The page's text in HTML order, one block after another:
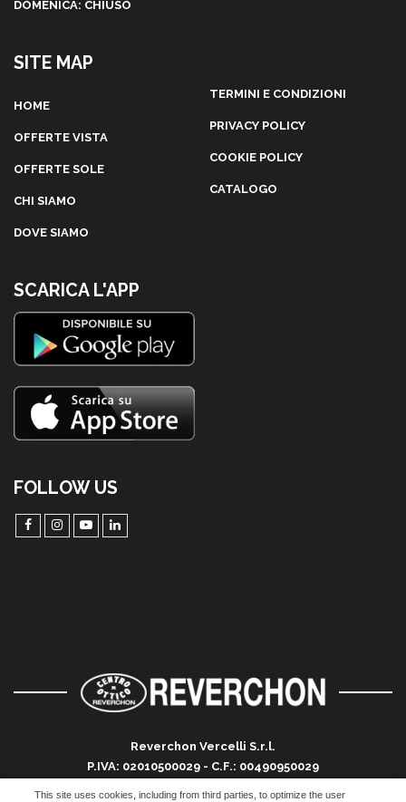
This site uses cookies, including from third parties, to optimize the user
DOMENICA: CHIUSO
SITE MAP
HOME
OFFERTE VISTA
OFFERTE SOLE
CHI SIAMO
DOVE SIAMO
TERMINI E CONDIZIONI
PRIVACY POLICY
COOKIE POLICY
CATALOGO
SCARICA L'APP
FOLLOW US
Reverchon Vercelli S.r.l.
P.IVA: 02010500029 - C.F.: 00490950029